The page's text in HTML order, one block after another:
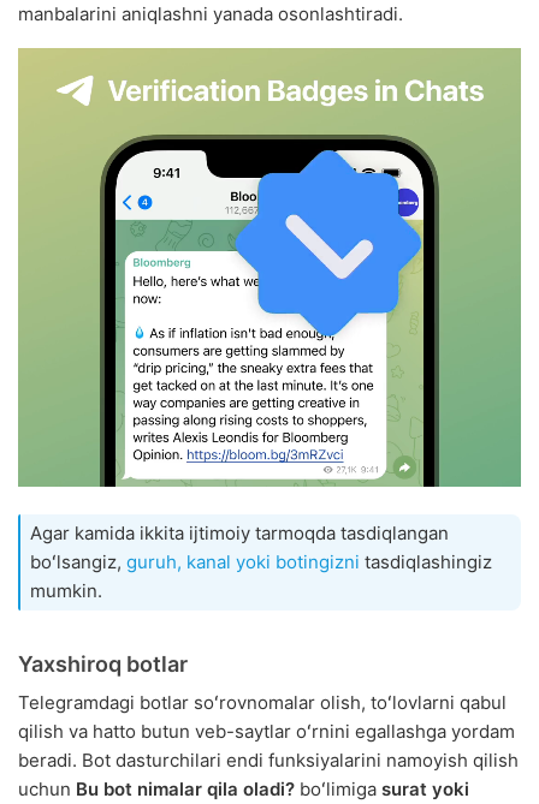
manbalarini aniqlashni yanada osonlashtiradi.
Agar kamida ikkita ijtimoiy tarmoqda tasdiqlangan
boʻlsangiz, guruh, kanal yoki botingizni tasdiqlashingiz
mumkin.
Yaxshiroq botlar
Telegramdagi botlar soʻrovnomalar olish, toʻlovlarni qabul
qilish va hatto butun veb-saytlar oʻrnini egallashga yordam
beradi. Bot dasturchilari endi funksiyalarini namoyish qilish
uchun Bu bot nimalar qila oladi? boʻlimiga surat yoki